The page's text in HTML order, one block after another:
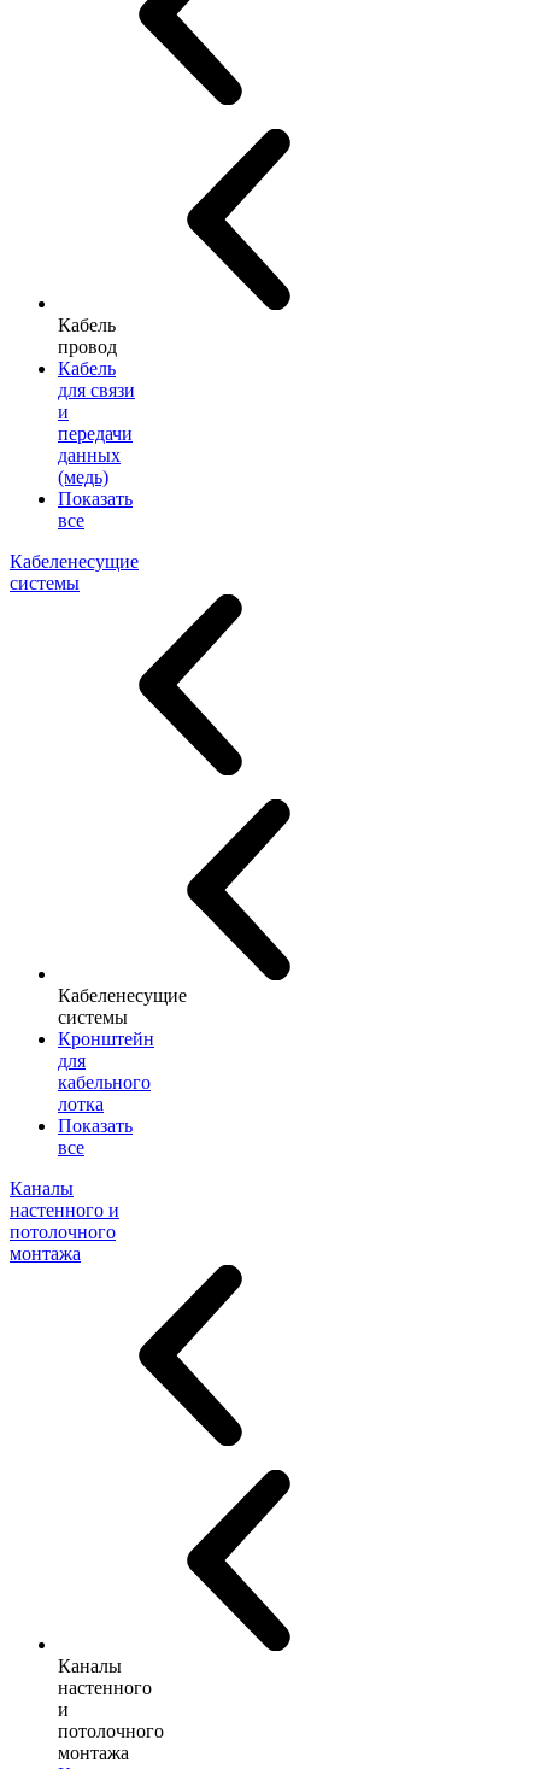
Кабель
провод
Кабель
для связи
и
передачи
данных
(медь)
Показать
все
Кабеленесущие
системы
Кабеленесущие
системы
Кронштейн
для
кабельного
лотка
Показать
все
Каналы
настенного и
потолочного
монтажа
Каналы
настенного
и
потолочного
монтажа